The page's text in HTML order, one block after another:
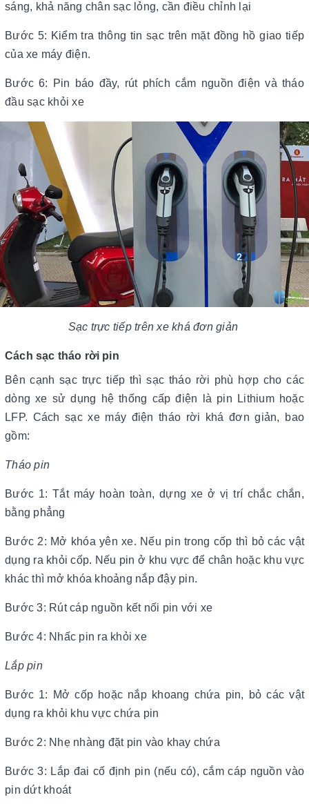
sáng, khả năng chân sạc lỏng, cần điều chỉnh lại
Bước 5: Kiểm tra thông tin sạc trên mặt đồng hồ giao tiếp
của xe máy điện.
Bước 6: Pin báo đầy, rút phích cắm nguồn điện và tháo
đầu sạc khỏi xe
Sạc trực tiếp trên xe khá đơn giản
Cách sạc tháo rời pin
Bên cạnh sạc trực tiếp thì sạc tháo rời phù hợp cho các
dòng xe sử dụng hệ thống cấp điện là pin Lithium hoặc
LFP. Cách sạc xe máy điện tháo rời khá đơn giản, bao
gồm:
Tháo pin
Bước 1: Tắt máy hoàn toàn, dựng xe ở vị trí chắc chắn,
bằng phẳng
Bước 2: Mở khóa yên xe. Nếu pin trong cốp thì bỏ các vật
dụng ra khỏi cốp. Nếu pin ở khu vực để chân hoặc khu vực
khác thì mở khóa khoảng nắp đậy pin.
Bước 3: Rút cáp nguồn kết nối pin với xe
Bước 4: Nhấc pin ra khỏi xe
Lắp pin
Bước 1: Mở cốp hoặc nắp khoang chứa pin, bỏ các vật
dụng ra khỏi khu vực chứa pin
Bước 2: Nhẹ nhàng đặt pin vào khay chứa
Bước 3: Lắp đai cố định pin (nếu có), cắm cáp nguồn vào
pin dứt khoát